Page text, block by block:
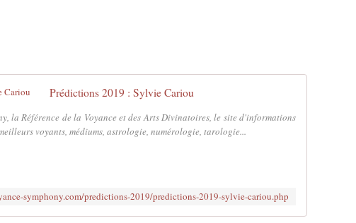
Prédictions 2019 : Sylvie Cariou
la Référence de la Voyance et des Arts Divinatoires, le site d'informations
voyants, médiums, astrologie, numérologie, tarologie...
symphony.com/predictions-2019/predictions-2019-sylvie-cariou.php